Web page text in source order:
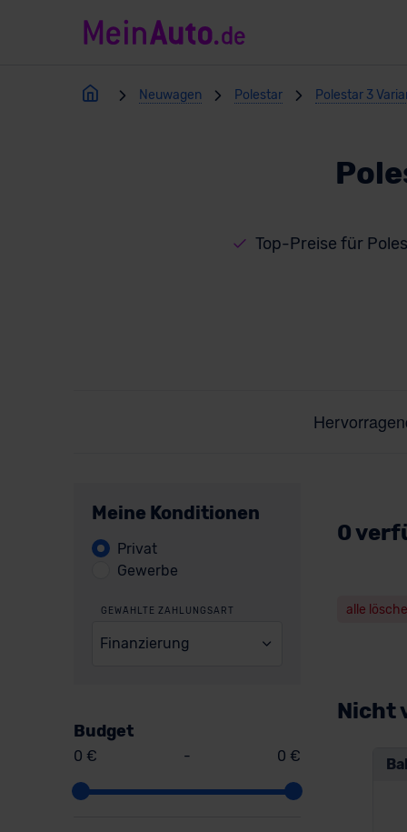
Neuwagen Polestar Polestar 3
Top-Preise für
Meine Konditionen
Privat
Gewerbe
GEWÄHLTE ZAHLUNGSART
Finanzierung
Budget
0 € - 0 €
0
alle
Nicht